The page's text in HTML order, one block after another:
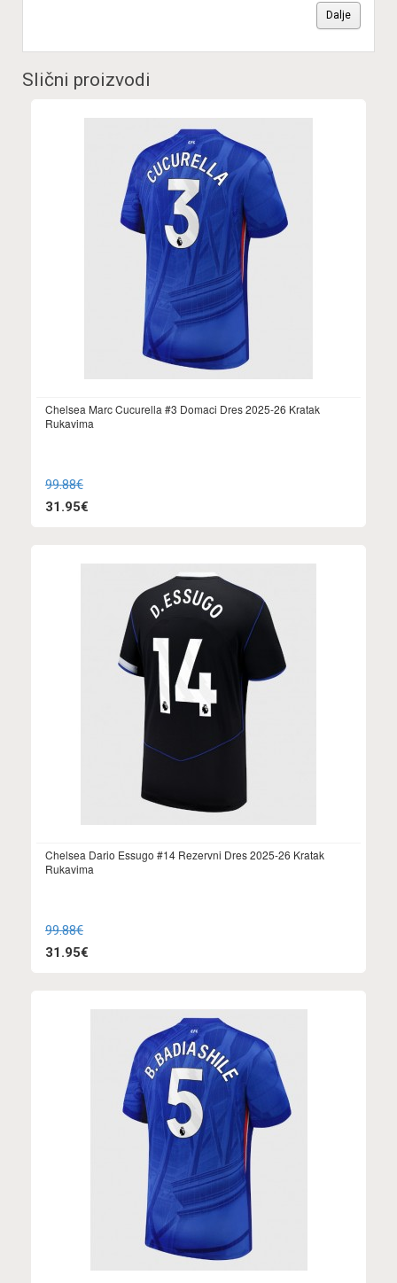
Dalje
Slični proizvodi
Chelsea Marc Cucurella #3 Domaci Dres 2025-26 Kratak
Rukavima
99.88€
31.95€
Chelsea Dario Essugo #14 Rezervni Dres 2025-26 Kratak
Rukavima
99.88€
31.95€